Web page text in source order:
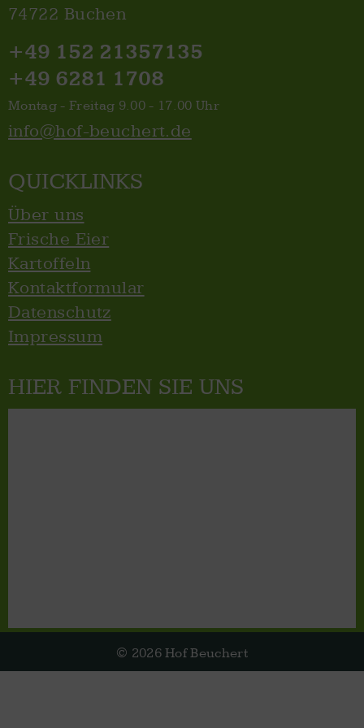
74722 Buchen
+49 152 21357135
+49 6281 1708
Montag - Freitag 9.00 - 17.00 Uhr
info@hof-beuchert.de
QUICKLINKS
Über uns
Frische Eier
Kartoffeln
Kontaktformular
Datenschutz
Impressum
HIER FINDEN SIE UNS
© 2026 Hof Beuchert